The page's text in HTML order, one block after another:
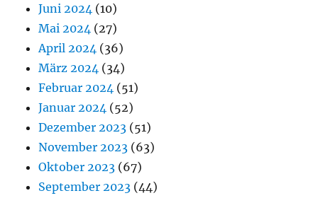
Juni 2024 (10)
Mai 2024 (27)
April 2024 (36)
März 2024 (34)
Februar 2024 (51)
Januar 2024 (52)
Dezember 2023 (51)
November 2023 (63)
Oktober 2023 (67)
September 2023 (44)